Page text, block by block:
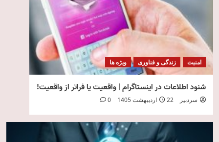
امنیت زندگی و فناوری ویژه ها
شنود اطلاعات در اینستاگرام | واقعیت یا فراتر از واقعیت!
سردبیر 22 اردیبهشت 1405 0